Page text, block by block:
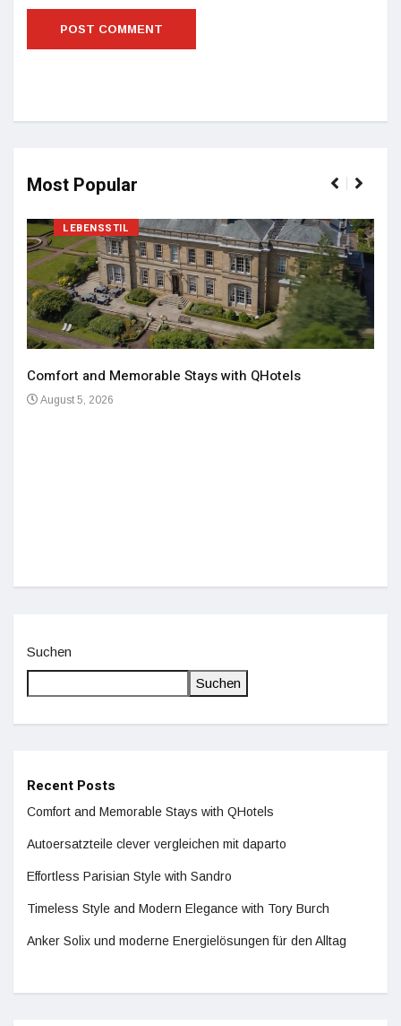
Most Popular
LEBENSSTIL
Comfort and Memorable Stays with QHotels
August 5, 2026
Suchen
Suchen
Recent Posts
Comfort and Memorable Stays with QHotels
Autoersatzteile clever vergleichen mit daparto
Effortless Parisian Style with Sandro
Timeless Style and Modern Elegance with Tory Burch
Anker Solix und moderne Energielösungen für den Alltag